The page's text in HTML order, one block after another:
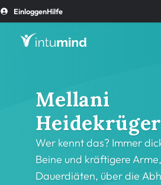
EinloggenHilfe
Mellani
Heidekrüger
Wer kennt das? Immer
Beine und kräftigere
Dauerdiäten, über die